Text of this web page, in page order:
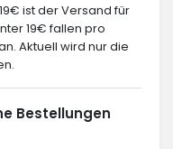
ist der Versand für
19€ fallen pro
Aktuell wird nur die
Bestellungen